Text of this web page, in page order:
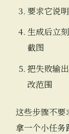
要求它说
生成后立
截图
把失败输
改范围
这些步骤不要
拿一个小任务